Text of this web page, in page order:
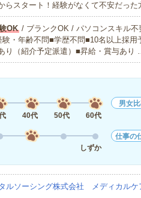
らスタート！経験がなくて不安だっ
OK/ ブランクOK / パソコンスキル不
験・年齢不問■学歴不問■10名以上採
り（紹介予定派遣）■昇給・賞与あり
40代 50代 60代
男女
しずか
仕事の
ルソーシング株式会社 メディカルケ